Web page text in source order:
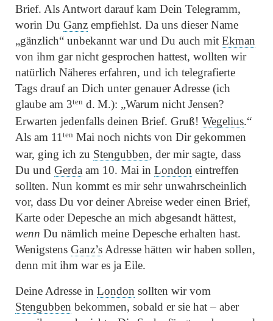
Brief. Als Antwort darauf kam Dein Telegramm,
worin Du Ganz empfiehlst. Da uns dieser Name
„gänzlich“ unbekannt war und Du auch mit Ekman
von ihm gar nicht gesprochen hattest, wollten wir
natürlich Näheres erfahren, und ich telegrafierte
Tags drauf an Dich unter genauer Adresse (ich
glaube am 3ten d. M.): „Warum nicht Jensen?
Erwarten jedenfalls deinen Brief. Gruß! Wegelius.“
Als am 11 ten Mai noch nichts von Dir gekommen
war, ging ich zu Stengubben, der mir sagte, dass
Du und Gerda am 10. Mai in London eintreffen
sollten. Nun kommt es mir sehr unwahrscheinlich
vor, dass Du vor deiner Abreise weder einen Brief,
Karte oder Depesche an mich abgesandt hättest,
wenn Du nämlich meine Depesche erhalten hast.
Wenigstens Ganz’s Adresse hätten wir haben sollen,
denn mit ihm war es ja Eile.
Deine Adresse in London sollten wir vom
Stengubben bekommen, sobald er sie hat – aber